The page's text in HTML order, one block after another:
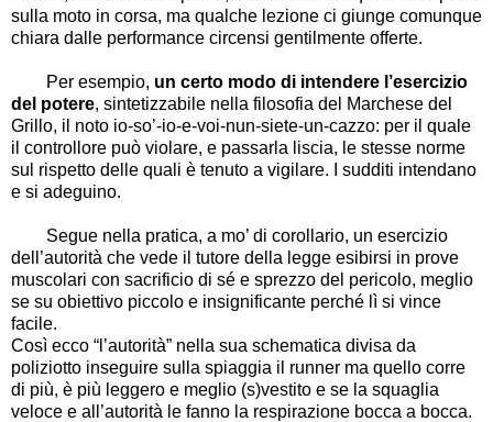
sulla moto in corsa, ma qualche lezione ci giunge comunque
chiara dalle performance circensi gentilmente offerte.
Per esempio, un certo modo di intendere l’esercizio
del potere, sintetizzabile nella filosofia del Marchese del
Grillo, il noto io-so’-io-e-voi-nun-siete-un-cazzo: per il quale
il controllore può violare, e passarla liscia, le stesse norme
sul rispetto delle quali è tenuto a vigilare. I sudditi intendano
e si adeguino.
Segue nella pratica, a mo’ di corollario, un esercizio
dell’autorità che vede il tutore della legge esibirsi in prove
muscolari con sacrificio di sé e sprezzo del pericolo, meglio
se su obiettivo piccolo e insignificante perché lì si vince
facile.
Così ecco “l’autorità” nella sua schematica divisa da
poliziotto inseguire sulla spiaggia il runner ma quello corre
di più, è più leggero e meglio (s)vestito e se la squaglia
veloce e all’autorità le fanno la respirazione bocca a bocca.